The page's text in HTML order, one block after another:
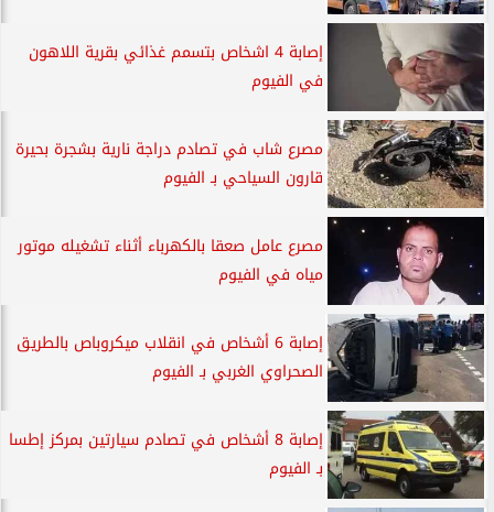
إصابة 4 اشخاص بتسمم غذائي بقرية اللاهون
في الفيوم
مصرع شاب في تصادم دراجة نارية بشجرة بحيرة
قارون السياحي بـ الفيوم
مصرع عامل صعقا بالكهرباء أثناء تشغيله موتور
مياه في الفيوم
إصابة 6 أشخاص في انقلاب ميكروباص بالطريق
الصحراوي الغربي بـ الفيوم
إصابة 8 أشخاص في تصادم سيارتين بمركز إطسا
بـ الفيوم